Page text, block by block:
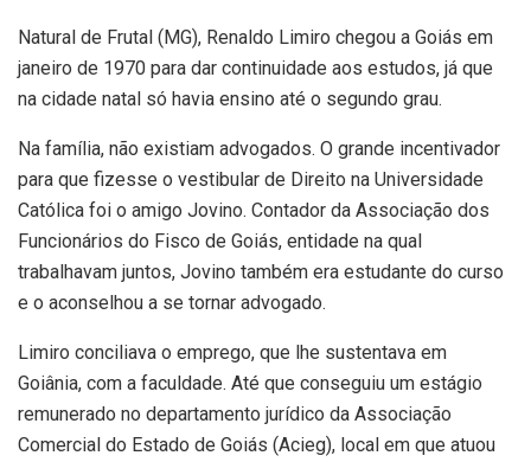
Natural de Frutal (MG), Renaldo Limiro chegou a Goiás em
janeiro de 1970 para dar continuidade aos estudos, já que
na cidade natal só havia ensino até o segundo grau.
Na família, não existiam advogados. O grande incentivador
para que fizesse o vestibular de Direito na Universidade
Católica foi o amigo Jovino. Contador da Associação dos
Funcionários do Fisco de Goiás, entidade na qual
trabalhavam juntos, Jovino também era estudante do curso
e o aconselhou a se tornar advogado.
Limiro conciliava o emprego, que lhe sustentava em
Goiânia, com a faculdade. Até que conseguiu um estágio
remunerado no departamento jurídico da Associação
Comercial do Estado de Goiás (Acieg), local em que atuou